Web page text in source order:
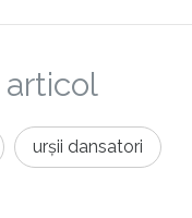
urșii dansatori